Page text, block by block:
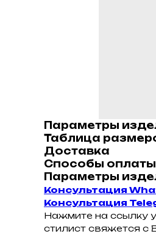
Параметры
Таблица
Доставка
Способы оплаты
Параметры
Консультация
Консультация
Нажмите на ссылку
стилист свяжется с